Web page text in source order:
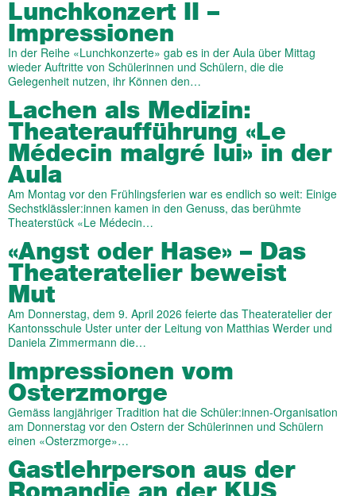
Lunchkonzert II –
Impressionen
In der Reihe «Lunchkonzerte» gab es in der Aula über Mittag
wieder Auftritte von Schülerinnen und Schülern, die die
Gelegenheit nutzen, ihr Können den…
Lachen als Medizin:
Theateraufführung «Le
Médecin malgré lui» in der
Aula
Am Montag vor den Frühlingsferien war es endlich so weit: Einige
Sechstklässler:innen kamen in den Genuss, das berühmte
Theaterstück «Le Médecin…
«Angst oder Hase» – Das
Theateratelier beweist
Mut
Am Donnerstag, dem 9. April 2026 feierte das Theateratelier der
Kantonsschule Uster unter der Leitung von Matthias Werder und
Daniela Zimmermann die…
Impressionen vom
Osterzmorge
Gemäss langjähriger Tradition hat die Schüler:innen-Organisation
am Donnerstag vor den Ostern der Schülerinnen und Schülern
einen «Osterzmorge»…
Gastlehrperson aus der